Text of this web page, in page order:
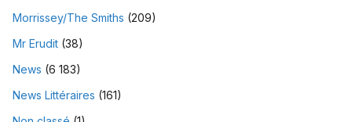
Morrissey/The Smiths (209)
Mr Erudit (38)
News (6 183)
News Littéraires (161)